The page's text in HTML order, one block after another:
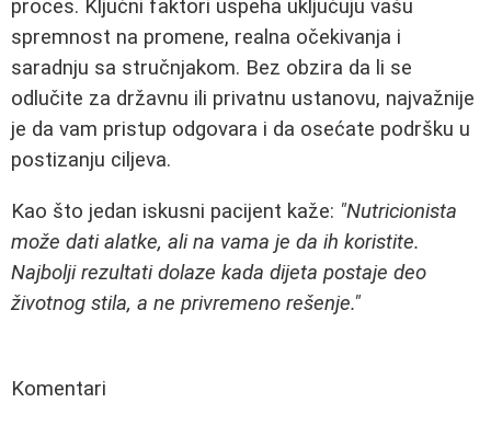
proces. Ključni faktori uspeha uključuju vašu
spremnost na promene, realna očekivanja i
saradnju sa stručnjakom. Bez obzira da li se
odlučite za državnu ili privatnu ustanovu, najvažnije
je da vam pristup odgovara i da osećate podršku u
postizanju ciljeva.
Kao što jedan iskusni pacijent kaže: "Nutricionista
može dati alatke, ali na vama je da ih koristite.
Najbolji rezultati dolaze kada dijeta postaje deo
životnog stila, a ne privremeno rešenje."
Komentari